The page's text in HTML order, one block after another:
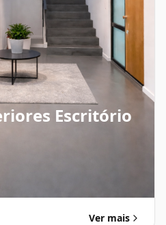
Escritório
Ver mais